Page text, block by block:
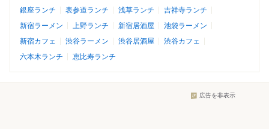
銀座ランチ
表参道ランチ 浅草ランチ
吉祥寺ランチ
新宿ラーメン
上野ランチ 新宿居酒屋
池袋ラーメン
新宿カフェ
渋谷ラーメン 渋谷居酒屋
渋谷カフェ
六本木ランチ
恵比寿ランチ
広告を非表示